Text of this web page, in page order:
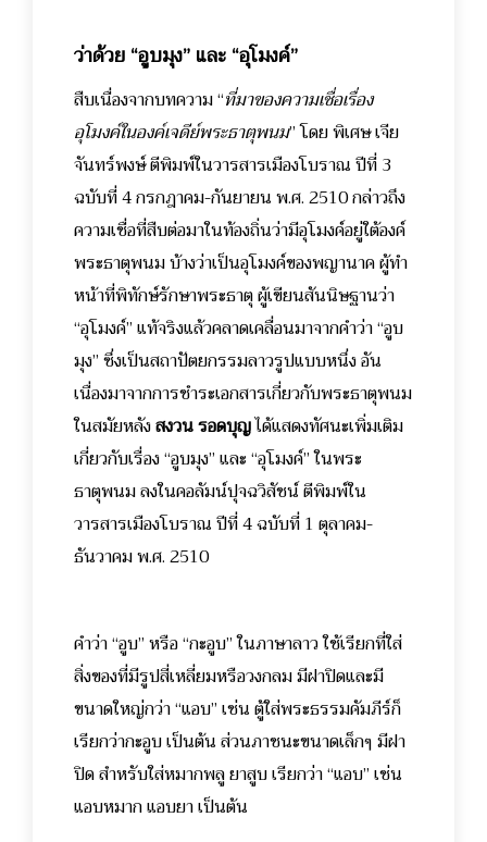
ว่าด้วย “อูบมุง” และ “อุโมงค์”
สืบเนื่องจากบทความ “ที่มาของความเชื่อเรื่อง
อุโมงค์ในองค์เจดีย์พระธาตุพนม” โดย พิเศษ เจีย
จันทร์พงษ์ ตีพิมพ์ในวารสารเมืองโบราณ ปีที่ 3
ฉบับที่ 4 กรกฎาคม-กันยายน พ.ศ. 2510 กล่าวถึง
ความเชื่อที่สืบต่อมาในท้องถิ่นว่ามีอุโมงค์อยู่ใต้องค์
พระธาตุพนม บ้างว่าเป็นอุโมงค์ของพญานาค ผู้ทำ
หน้าที่พิทักษ์รักษาพระธาตุ ผู้เขียนสันนิษฐานว่า
“อุโมงค์” แท้จริงแล้วคลาดเคลื่อนมาจากคำว่า “อูบ
มุง” ซึ่งเป็นสถาปัตยกรรมลาวรูปแบบหนึ่ง อัน
เนื่องมาจากการชำระเอกสารเกี่ยวกับพระธาตุพนม
ในสมัยหลังสงวน รอดบุญได้แสดงทัศนะเพิ่มเติม
เกี่ยวกับเรื่อง “อูบมุง” และ “อุโมงค์” ในพระ
ธาตุพนม ลงในคอลัมน์ปุจฉวิสัชน์ ตีพิมพ์ใน
วารสารเมืองโบราณ ปีที่ 4 ฉบับที่ 1 ตุลาคม-
ธันวาคม พ.ศ. 2510
คำว่า “อูบ” หรือ “กะอูบ” ในภาษาลาว ใช้เรียกที่ใส่
สิ่งของที่มีรูปสี่เหลี่ยมหรือวงกลม มีฝาปิดและมี
ขนาดใหญ่กว่า “แอบ” เช่น ตู้ใส่พระธรรมคัมภีร์ก็
เรียกว่ากะอูบ เป็นต้น ส่วนภาชนะขนาดเล็กๆ มีฝา
ปิด สำหรับใส่หมากพลู ยาสูบ เรียกว่า “แอบ” เช่น
แอบหมาก แอบยา เป็นต้น